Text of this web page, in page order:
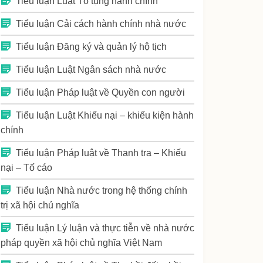
Tiểu luận Cải cách hành chính nhà nước
Tiểu luận Đăng ký và quản lý hộ tịch
Tiểu luận Luật Ngân sách nhà nước
Tiểu luận Pháp luật về Quyền con người
Tiểu luận Luật Khiếu nại – khiếu kiện hành
chính
Tiểu luận Pháp luật về Thanh tra – Khiếu
nại – Tố cáo
Tiểu luận Nhà nước trong hệ thống chính
trị xã hội chủ nghĩa
Tiểu luận Lý luận và thực tiễn về nhà nước
pháp quyền xã hội chủ nghĩa Việt Nam